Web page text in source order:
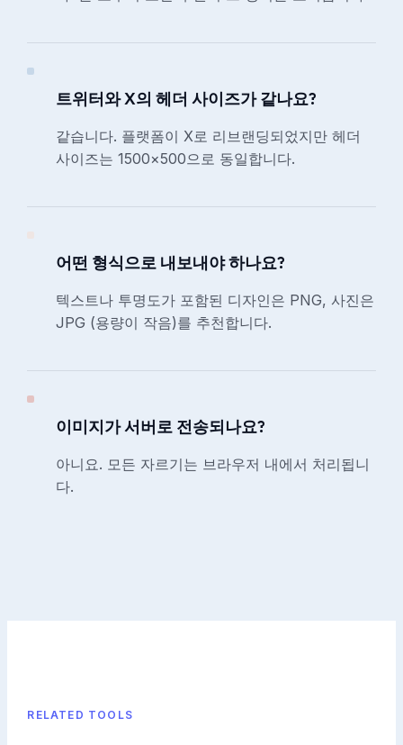
트위터와 X의 헤더 사이즈가 같나요?
같습니다. 플랫폼이 X로 리브랜딩되었지만 헤더
사이즈는 1500×500으로 동일합니다.
어떤 형식으로 내보내야 하나요?
텍스트나 투명도가 포함된 디자인은 PNG, 사진은
JPG (용량이 작음)를 추천합니다.
이미지가 서버로 전송되나요?
아니요. 모든 자르기는 브라우저 내에서 처리됩니
다.
RELATED TOOLS